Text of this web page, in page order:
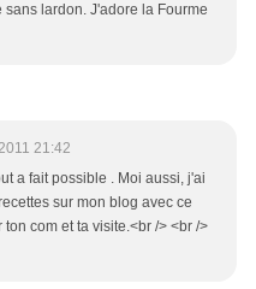
lardon. J'adore la Fourme
21:42
a fait possible . Moi aussi, j'ai
sur mon blog avec ce
com et ta visite.<br /> <br />